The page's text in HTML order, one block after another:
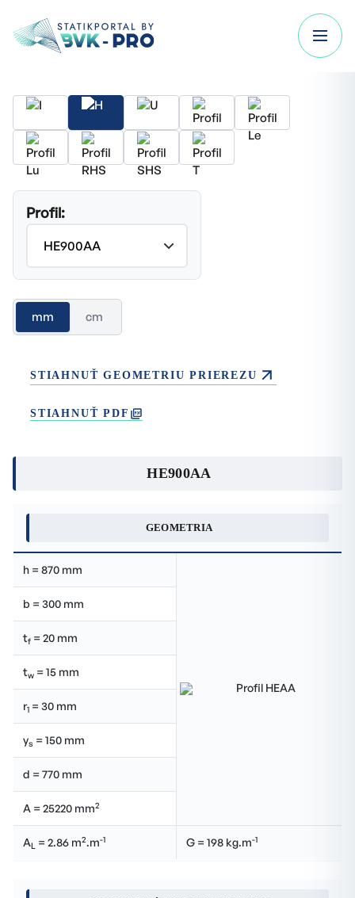
Profil:
mm cm
STIAHNUŤ GEOMETRIU PRIEREZU
STIAHNUŤ PDF
HE900AA
GEOMETRIA
h = 870 mm
b = 300 mm
tf = 20 mm
tw = 15 mm
r1 = 30 mm
ys = 150 mm
d = 770 mm
A = 25220 mm2
AL = 2.86 m2.m-1 G = 198 kg.m-1